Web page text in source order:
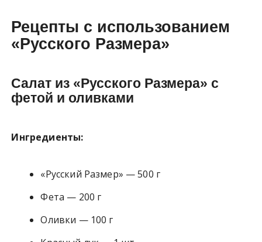
Рецепты с использованием
«Русского Размера»
Салат из «Русского Размера» с
фетой и оливками
Ингредиенты:
«Русский Размер» — 500 г
Фета — 200 г
Оливки — 100 г